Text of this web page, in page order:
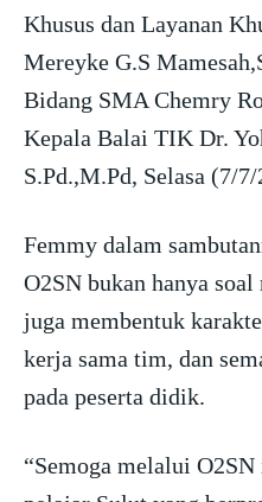
Khusus dan Layanan
Mereyke G.S
Bidang SMA Chemry
Kepala Balai TIK Dr.
S.Pd.,M.Pd, Selasa (7/
Femmy dalam
O2SN bukan hanya
juga membentuk
kerja sama tim, dan
pada peserta didik.
“Semoga melalui